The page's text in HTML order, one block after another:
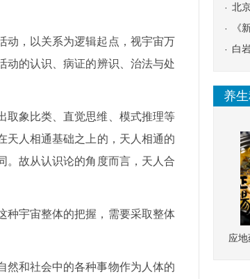
动，以关系为逻辑起点，视宇宙万
动的认识、病证的辨识、治法与处
取象比类、直觉思维、模式推理等
天人相通基础之上的，天人相通的
。故从认识论的角度而言，天人合
种宇宙整体的把握，需要采取整体
然和社会中的各种事物作为人体的
北
协
《
医
白
养
应地